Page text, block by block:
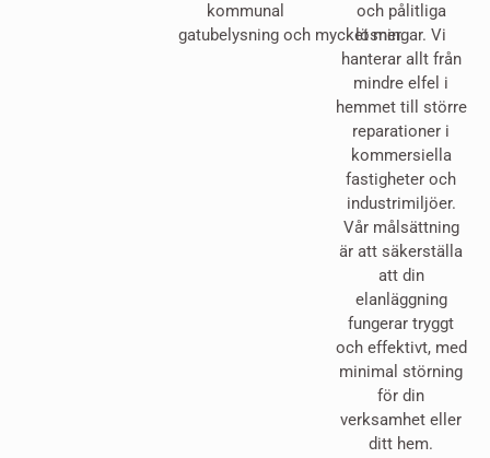
kommunal
gatubelysning och mycket mer.
och pålitliga
lösningar. Vi
hanterar allt från
mindre elfel i
hemmet till större
reparationer i
kommersiella
fastigheter och
industrimiljöer.
Vår målsättning
är att säkerställa
att din
elanläggning
fungerar tryggt
och effektivt, med
minimal störning
för din
verksamhet eller
ditt hem.